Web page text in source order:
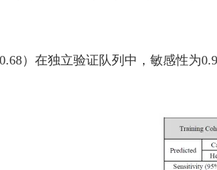
）在独立验证队列中，敏感性为